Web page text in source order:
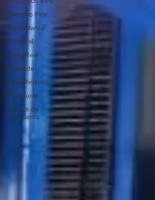
Barra do Piraí
Barra Mansa
Pinheiral
Porto Real
Resende
Volta Redonda
Vassouras
Palavra da
Presidenta